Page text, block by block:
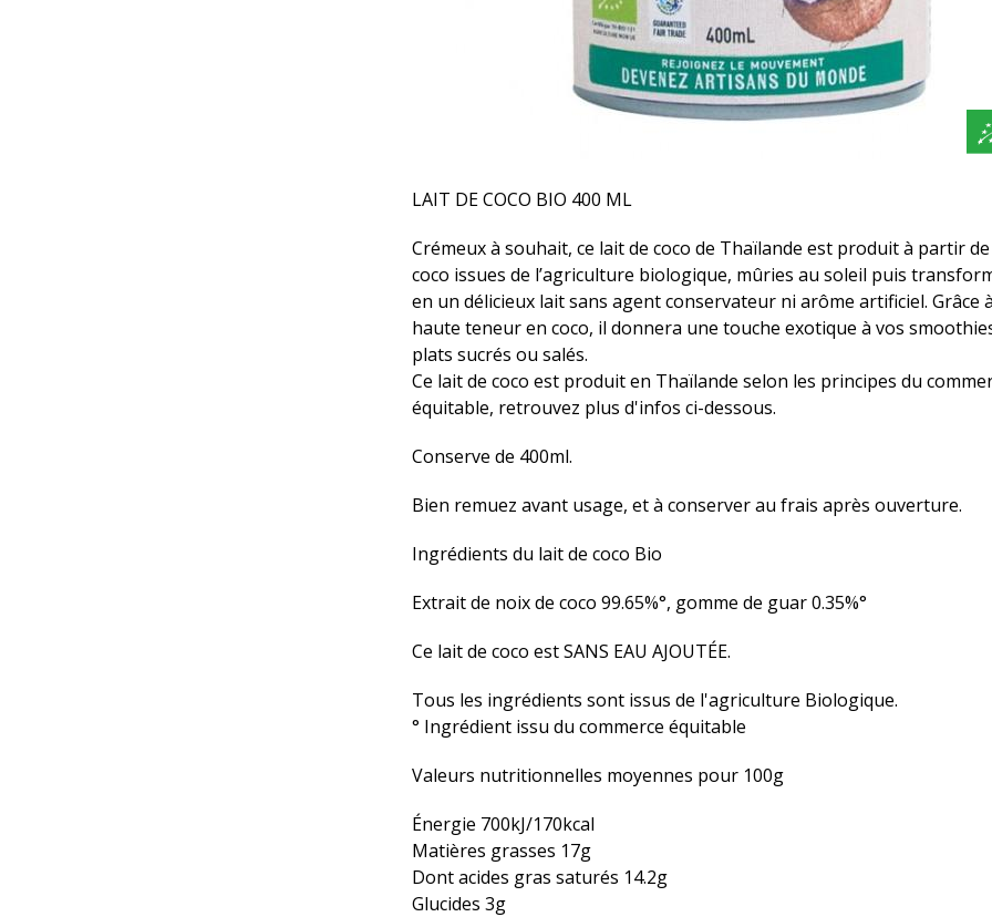
LAIT DE COCO BIO 400 ML
Crémeux à souhait, ce lait de coco de Thaïlande est produit à partir
coco issues de l’agriculture biologique, mûries au soleil puis
en un délicieux lait sans agent conservateur ni arôme artificiel. Grâce
haute teneur en coco, il donnera une touche exotique à vos
plats sucrés ou salés.
Ce lait de coco est produit en Thaïlande selon les principes du
équitable, retrouvez plus d'infos ci-dessous.
Conserve de 400ml.
Bien remuez avant usage, et à conserver au frais après ouverture.
Ingrédients du lait de coco Bio
Extrait de noix de coco 99.65%°, gomme de guar 0.35%°
Ce lait de coco est SANS EAU AJOUTÉE.
Tous les ingrédients sont issus de l'agriculture Biologique.
° Ingrédient issu du commerce équitable
Valeurs nutritionnelles moyennes pour 100g
Énergie 700kJ/170kcal
Matières grasses 17g
Dont acides gras saturés 14.2g
Glucides 3g